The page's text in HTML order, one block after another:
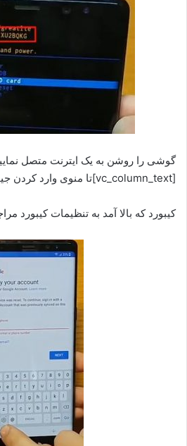
[vc_column_text]تا منوی وارد کردن جیمیل بروید
کیبورد که بالا آمد به تنظیمات کیبورد